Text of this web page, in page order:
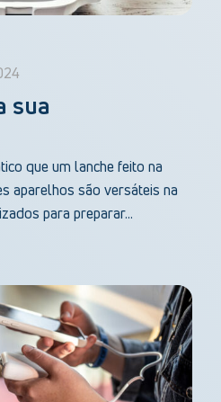
sua
que um lanche feito na
aparelhos são versáteis na
para preparar...